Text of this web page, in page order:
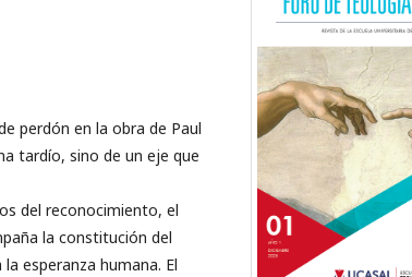
perdón en la obra de Paul
tardío, sino de un eje que
del reconocimiento, el
la constitución del
esperanza humana. El